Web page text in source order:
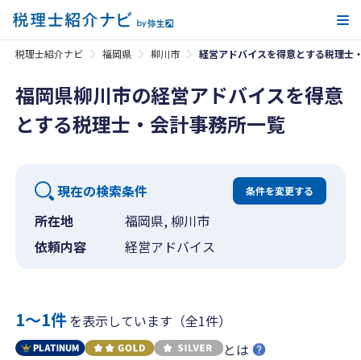
税理士紹介ナビ 福岡県 柳川市 経営アドバイスを得意とする税理士
福岡県柳川市の経営アドバイスを得意
とする税理士・会計事務所一覧
現在の検索条件 条件を変更する
所在地
福岡県, 柳川市
依頼内容
経営アドバイス
1〜1件を表示しています（全1件）
とは